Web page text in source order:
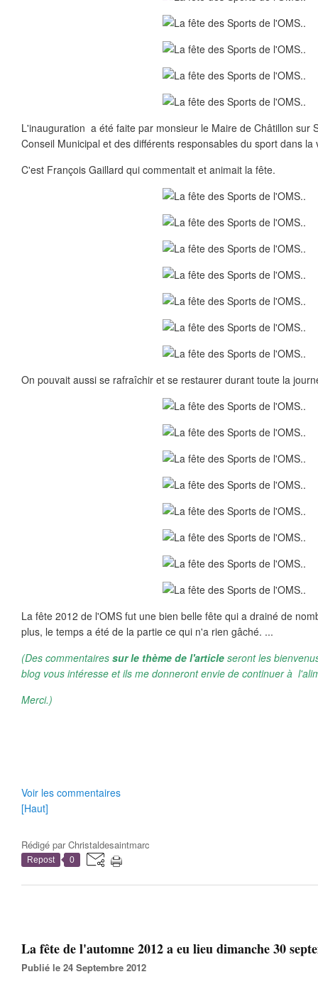
L'inauguration a été faite par monsieur le Maire de Châtillon sur
Conseil Municipal et des différents responsables du sport dans la
C'est François Gaillard qui commentait et animait la fête.
On pouvait aussi se rafraîchir et se restaurer durant toute la
La fête 2012 de l'OMS fut une bien belle fête qui a drainé de
plus, le temps a été de la partie ce qui n'a rien gâché. ...
(Des commentaires sur le thème de l'article seront les
blog vous intéresse et ils me donneront envie de continuer à
Merci.)
Voir les commentaires
[Haut]
Rédigé parChristaldesaintmarc
Repost 0
La fête de l'automne 2012 a eu lieu dimanche 30
Publié le 24 Septembre 2012